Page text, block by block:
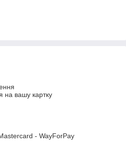
на вашу картку
- WayForPay